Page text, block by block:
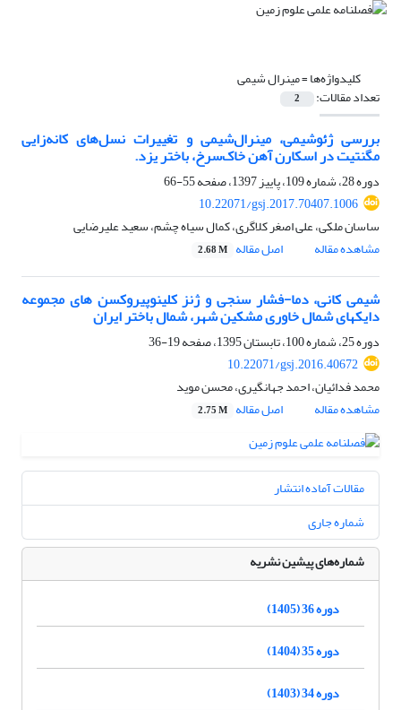
کلیدواژه‌ها =مینرال شیمی
تعداد مقالات: 2
بررسی ژئوشیمی، مینرال‌شیمی و تغییرات نسل‌های کانه‌زایی
مگنتیت در اسکارن آهن خاک‌سرخ، باختر یزد.
دوره 28، شماره 109، پاییز 1397، صفحه
55-66
10.22071/gsj.2017.70407.1006
ساسان ملکی، علی اصغر کلاگری، کمال سیاه چشم، سعید علیرضایی
مشاهده مقاله
اصل مقاله 2.68 M
شیمی کانی، دما-فشار سنجی و ژنز کلینوپیروکسن های مجموعه
دایکهای شمال خاوری مشکین شهر، شمال باختر ایران
دوره 25، شماره 100، تابستان 1395، صفحه
19-36
10.22071/gsj.2016.40672
محمد فدائیان، احمد جهانگیری، محسن موید
مشاهده مقاله
اصل مقاله 2.75 M
مقالات آماده انتشار
شماره جاری
شماره‌های پیشین نشریه
دوره 36 (1405)
دوره 35 (1404)
دوره 34 (1403)